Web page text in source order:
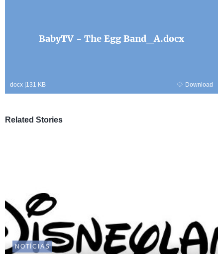
BabyTV - The Egg Band_A.docx
docx |131 KB Download
Related Stories
NOTÍCIAS